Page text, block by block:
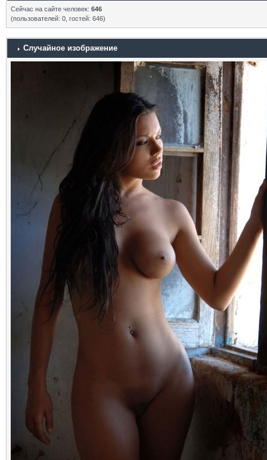
Сейчас на сайте человек: 646
(пользователей: 0, гостей: 646)
Случайное изображение